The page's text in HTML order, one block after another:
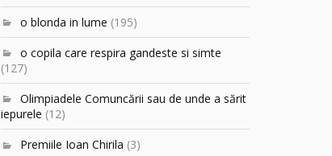
o blonda in lume (195)
o copila care respira gandeste si simte
(127)
Olimpiadele Comuncării sau de unde a sărit
iepurele (12)
Premiile Ioan Chirila (3)